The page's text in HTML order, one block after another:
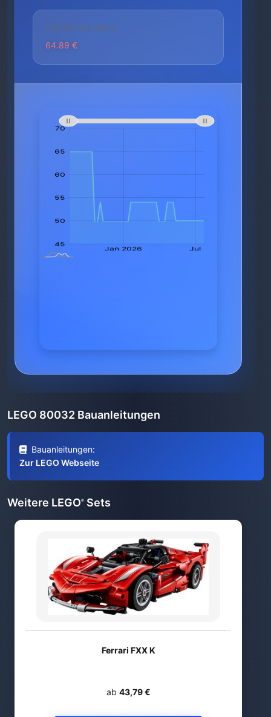
HÖCHSTER PREIS
64.89 €
LEGO 80032 Bauanleitungen
Bauanleitungen:
Zur LEGO Webseite
Weitere LEGO® Sets
Ferrari FXX K
ab 43,79 €